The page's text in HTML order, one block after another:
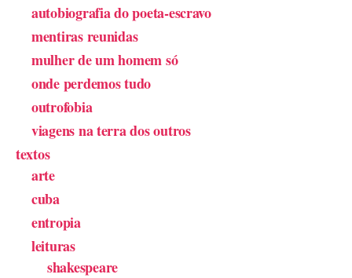
autobiografia do poeta-escravo
mentiras reunidas
mulher de um homem só
onde perdemos tudo
outrofobia
viagens na terra dos outros
textos
arte
cuba
entropia
leituras
shakespeare